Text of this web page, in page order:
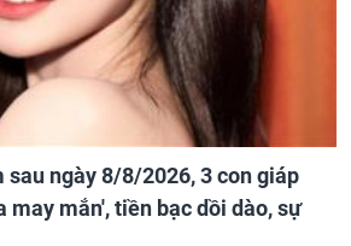
sau ngày 8/8/2026, 3 con giáp
may mắn', tiền bạc dồi dào, sự